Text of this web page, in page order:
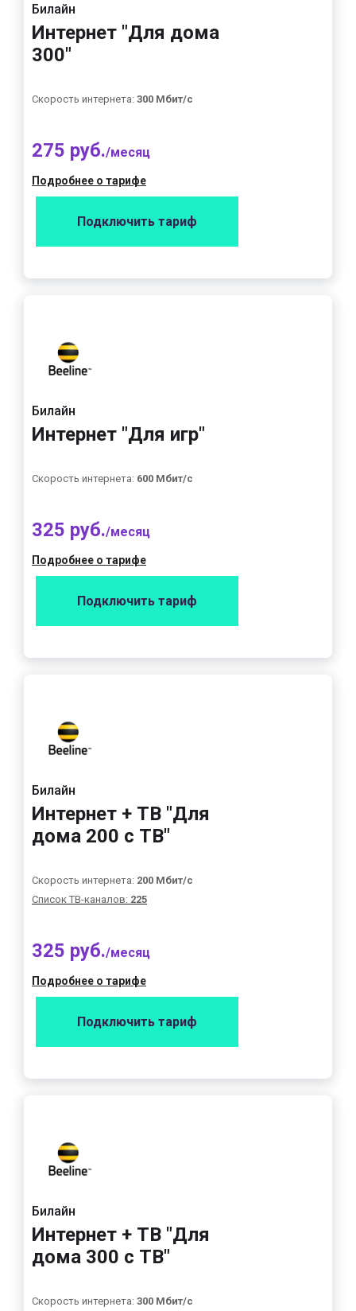
Билайн
Интернет "Для дома
300"
Скорость интернета: 300 Мбит/с
275 руб./месяц
Подробнее о тарифе
Подключить тариф
Билайн
Интернет "Для игр"
Скорость интернета: 600 Мбит/с
325 руб./месяц
Подробнее о тарифе
Подключить тариф
Билайн
Интернет + ТВ "Для
дома 200 с ТВ"
Скорость интернета: 200 Мбит/с
Список ТВ-каналов: 225
325 руб./месяц
Подробнее о тарифе
Подключить тариф
Билайн
Интернет + ТВ "Для
дома 300 с ТВ"
Скорость интернета: 300 Мбит/с